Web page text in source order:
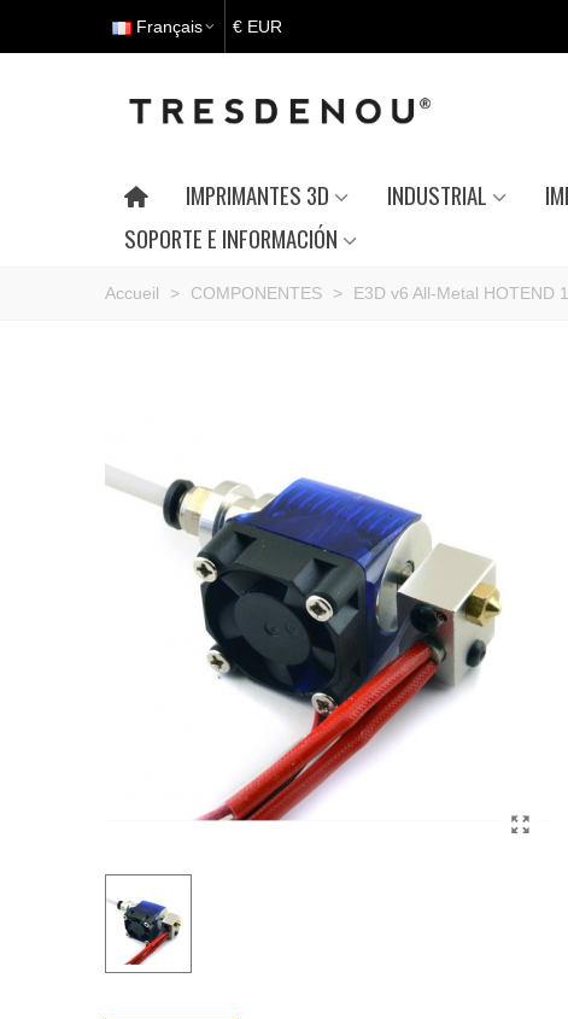
Français € EUR
IMPRIMANTES 3D INDUSTRIAL
SOPORTE E INFORMACIÓN
Accueil > COMPONENTES > E3D v6 All-Metal HOTEND